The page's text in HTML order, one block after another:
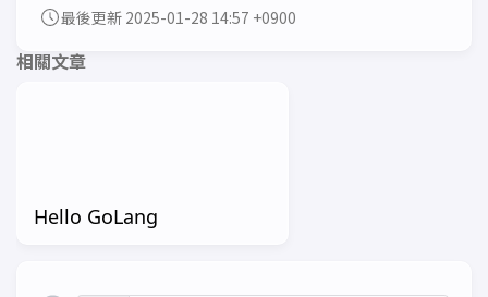
最後更新 2025-01-28 14:57 +0900
相關文章
Hello GoLang